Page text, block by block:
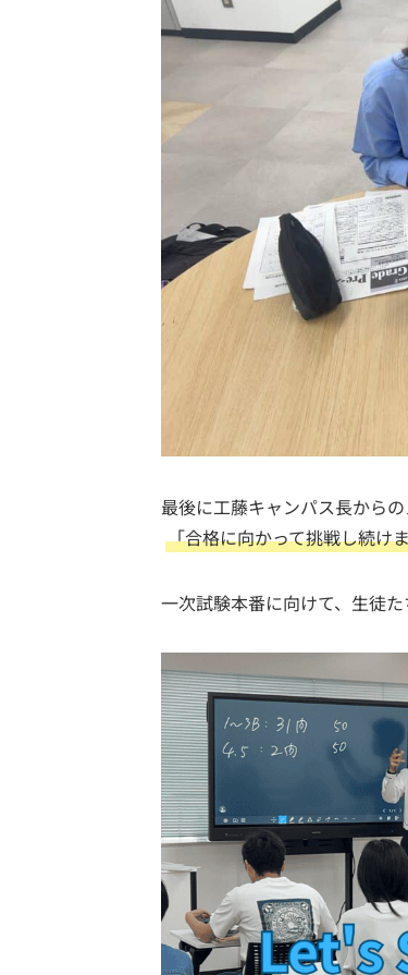
最後に工藤キャンパス長からの
「合格に向かって挑戦し続け
一次試験本番に向けて、生徒